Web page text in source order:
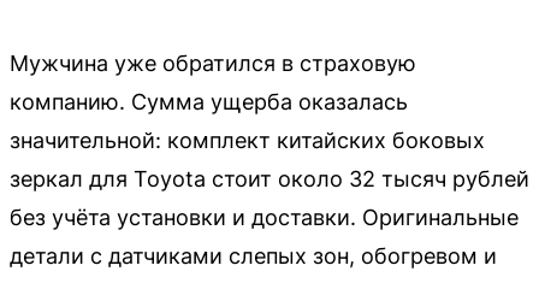
Мужчина уже обратился в страховую
компанию. Сумма ущерба оказалась
значительной: комплект китайских боковых
зеркал для Toyota стоит около 32 тысяч рублей
без учёта установки и доставки. Оригинальные
детали с датчиками слепых зон, обогревом и